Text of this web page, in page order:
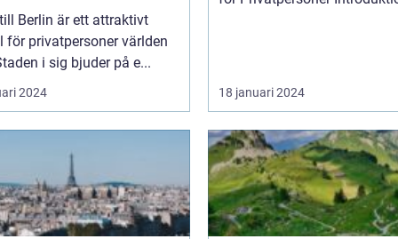
Berlin är ett attraktivt
för privatpersoner världen
i sig bjuder på e...
2024 18 januari 2024